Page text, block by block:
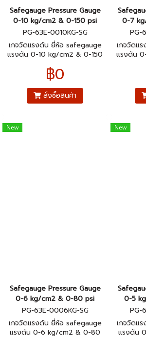
Safegauge Pressure Gauge
0-10 kg/cm2 & 0-150 psi
PG-63E-0010KG-SG
เกจวัดแรงดัน ยี่ห้อ safegauge
แรงดัน 0-10 kg/cm2 & 0-150
หน้าปัทม์ 2.5" เกลียวทองเหลือง
ออกหลังมีปีก 1/4"pt
฿0
สั่งซื้อสินค้า
0-7
PG-
เกจวัดแ
แรงดัน
หน้าปัทม์
อ
New
Safegauge Pressure Gauge
0-6 kg/cm2 & 0-80 psi
PG-63E-0006KG-SG
เกจวัดแรงดัน ยี่ห้อ safegauge
แรงดัน 0-6 kg/cm2 & 0-80
New
0-5
PG-
เกจวัดแ
แรงดัน